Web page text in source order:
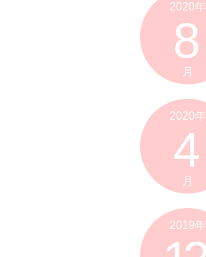
2020年
8
月
2020年
4
月
2019年